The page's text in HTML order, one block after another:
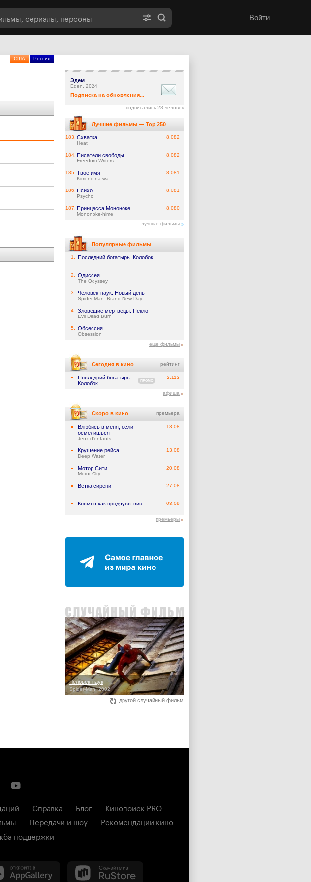
Войти
США Россия
Эдем
Eden, 2024
Подписка на обновления...
подписались 28 человек
Лучшие фильмы — Top 250
183. Схватка
Heat
8.082
184. Писатели свободы
Freedom Writers
8.082
185. Твоё имя
Kimi no na wa.
8.081
186. Психо
Psycho
8.081
187. Принцесса Мононоке
Mononoke-hime
8.080
лучшие фильмы
Популярные фильмы
1. Последний богатырь. Колобок
2. Одиссея
The Odyssey
3. Человек-паук: Новый день
Spider-Man: Brand New Day
4. Зловещие мертвецы: Пекло
Evil Dead Burn
5. Обсессия
Obsession
еще фильмы
Сегодня в кино рейтинг
Последний богатырь.
Колобок
ПРОМО
2.113
афиша
Скоро в кино премьера
Влюбись в меня, если
осмелишься
Jeux d'enfants
13.08
Крушение рейса
Deep Water
13.08
Мотор Сити
Motor City
20.08
Ветка сирени 27.08
Космос как предчувствие 03.09
премьеры
Человек-паук
Spider-Man, 2002
другой случайный фильм
Справка Блог
Кинопоиск PRO
Передачи и шоу
Рекомендации кино
поддержки